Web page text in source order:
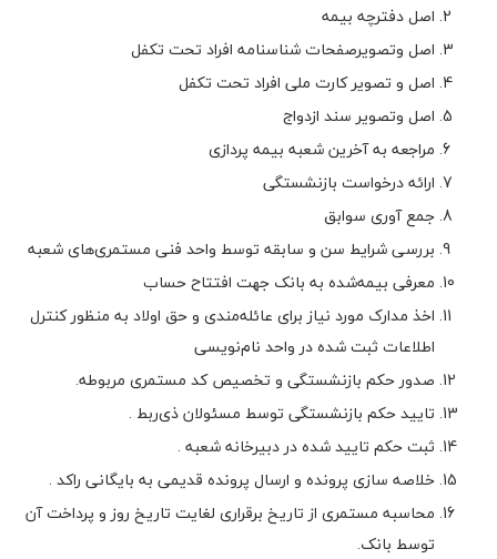
اصل دفترچه بیمه
اصل وتصویرصفحات شناسنامه افراد تحت تکفل
اصل و تصویر کارت ملی افراد تحت تکفل
اصل وتصویر سند ازدواج
مراجعه به آخرین شعبه بیمه پردازی
ارائه درخواست بازنشستگی
جمع آوری سوابق
بررسی شرایط سن و سابقه توسط واحد فنی مستمری‌های شعبه
معرفی بیمه‌شده به بانک جهت افتتاح حساب
اخذ مدارک مورد نیاز برای عائله‌مندی و حق اولاد به منظور کنترل
اطلاعات ثبت شده در واحد نام‌نویسی
صدور حکم بازنشستگی و تخصیص کد مستمری مربوطه.
تایید حکم بازنشستگی توسط مسئولان ذی‌ربط .
ثبت حکم تایید شده در دبیرخانه شعبه .
خلاصه سازی پرونده و ارسال پرونده قدیمی به بایگانی راکد .
محاسبه مستمری از تاریخ برقراری لغایت تاریخ روز و پرداخت آن
توسط بانک.